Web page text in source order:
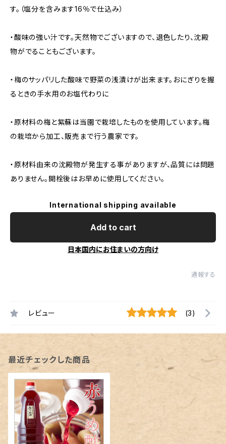
す。（塩分を含みます16％で仕込み）
・酸味の強い汁です。天然物でございますので、退色したり、沈殿
物がでることもございます。
・梅のサッパリした酸味で野菜の浅漬けが出来ます。おにぎりを握
るときの手水用のお塩代わりに
・原材料の梅と紫蘇は当園で栽培したものを使用しています。梅
の栽培から加工、販売まで行う農家です。
・原材料由来の沈殿物が発生する事がありますが、品質には問題
ありません。開栓後はお早めに使用してください。
International shipping available
Add to cart
日本国内にお住まいの方向け
通報する
レビュー (3)
最近チェックした商品